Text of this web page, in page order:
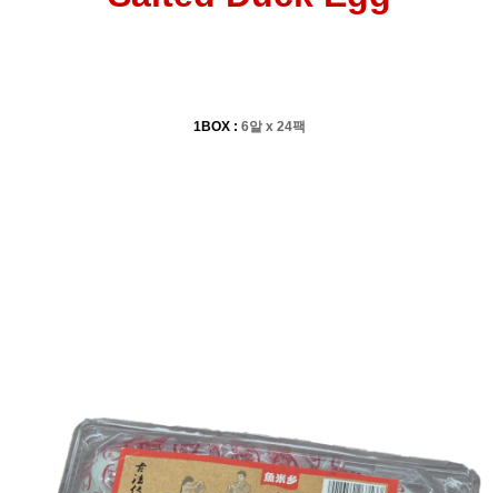
1BOX : 6알 x 24팩